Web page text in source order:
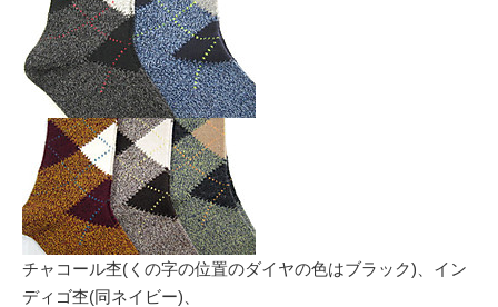
チャコール杢(くの字の位置のダイヤの色はブラック)、イン
ディゴ杢(同ネイビー)、